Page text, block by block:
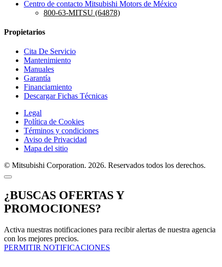
Centro de contacto Mitsubishi Motors de México
800-63-MITSU (64878)
Propietarios
Cita De Servicio
Mantenimiento
Manuales
Garantía
Financiamiento
Descargar Fichas Técnicas
Legal
Política de Cookies
Términos y condiciones
Aviso de Privacidad
Mapa del sitio
© Mitsubishi Corporation. 2026. Reservados todos los derechos.
¿BUSCAS OFERTAS Y
PROMOCIONES?
Activa nuestras notificaciones para recibir alertas de nuestra agencia
con los mejores precios.
PERMITIR NOTIFICACIONES